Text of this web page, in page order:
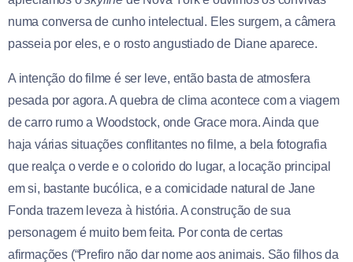
numa conversa de cunho intelectual. Eles surgem, a câmera
passeia por eles, e o rosto angustiado de Diane aparece.
A intenção do filme é ser leve, então basta de atmosfera
pesada por agora. A quebra de clima acontece com a viagem
de carro rumo a Woodstock, onde Grace mora. Ainda que
haja várias situações conflitantes no filme, a bela fotografia
que realça o verde e o colorido do lugar, a locação principal
em si, bastante bucólica, e a comicidade natural de Jane
Fonda trazem leveza à história. A construção de sua
personagem é muito bem feita. Por conta de certas
afirmações (“Prefiro não dar nome aos animais. São filhos da